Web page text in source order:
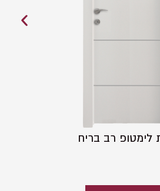
לימטופ רב בריח